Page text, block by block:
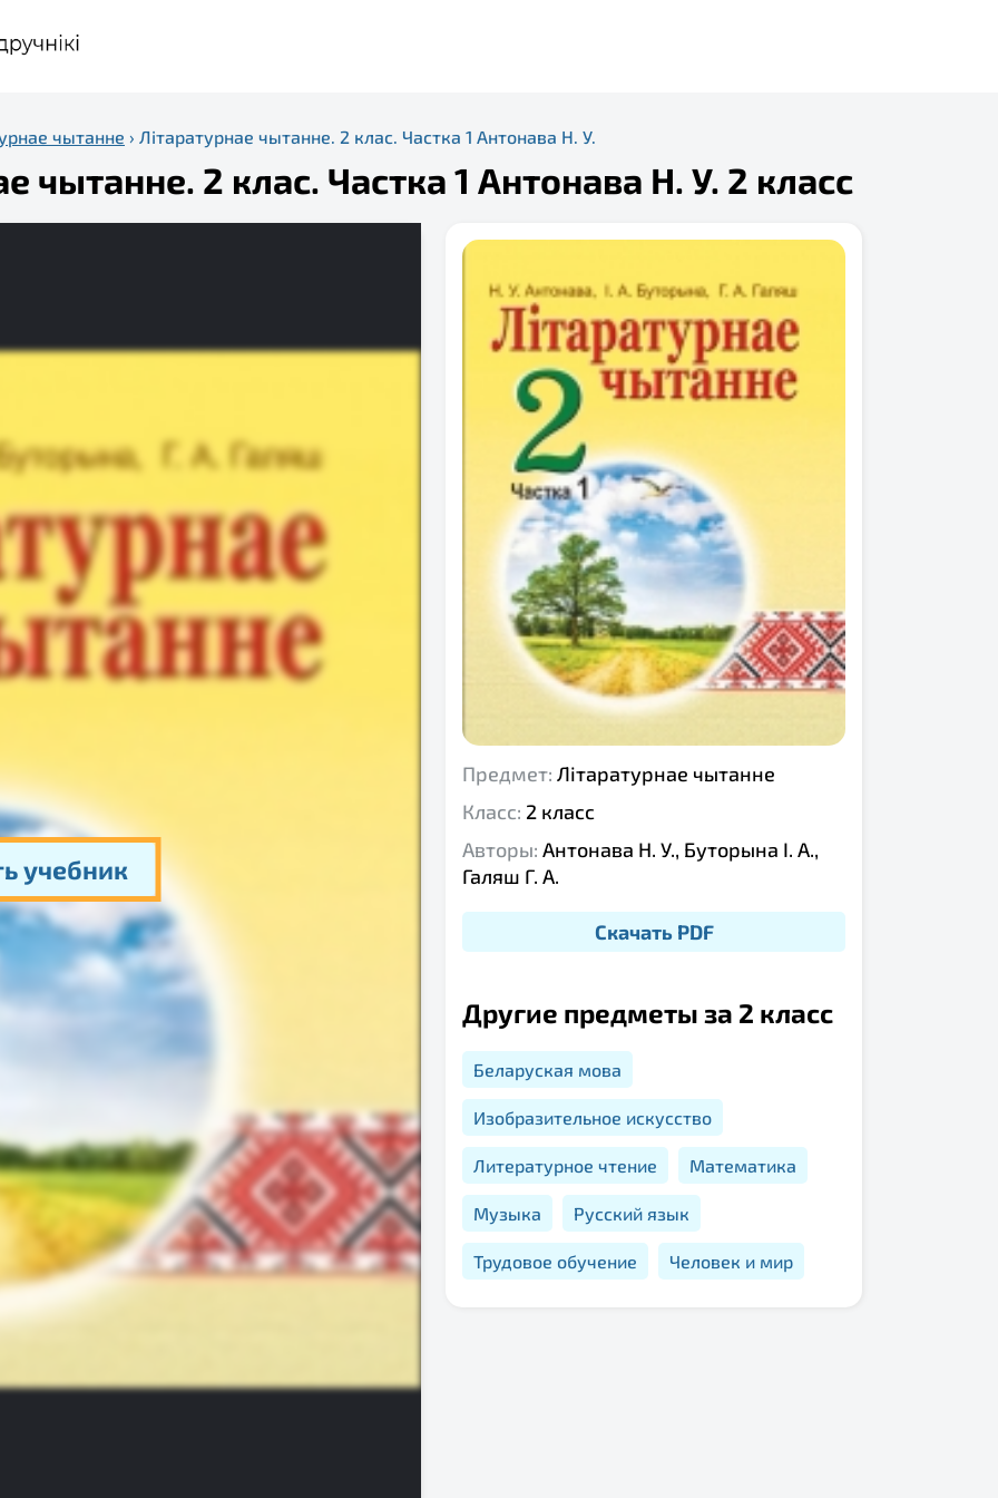
чытанне › Літаратурнае чытанне. 2 клас. Частка 1 Антонава Н. У.
чытанне. 2 клас. Частка 1 Антонава Н. У. 2 класс
учебник
Предмет: Літаратурнае чытанне
Класс: 2 класс
Авторы: Антонава Н. У., Буторына І. А.,
Галяш Г. А.
Скачать PDF
Другие предметы за 2 класс
Беларуская мова
Изобразительное искусство
Литературное чтение Математика
Музыка Русский язык
Трудовое обучение Человек и мир